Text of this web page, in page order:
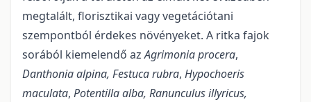
megtalált, florisztikai vagy vege­tációtani
szempontból érdekes növényeket. A ritka fajok
sorából kiemelendő azAgrimonia procera,
Danthonia alpina, Festuca rubra, Hypochoeris
maculata, Potentilla alba, Ranunculus illyricus,